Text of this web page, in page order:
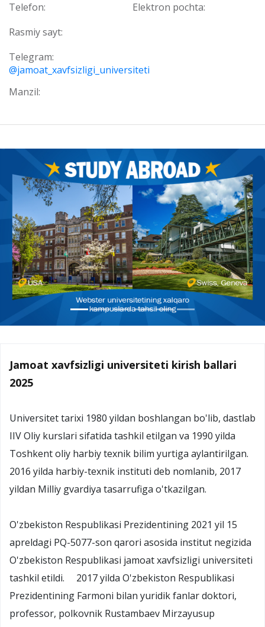
Telefon:
Elektron pochta:
Rasmiy sayt:
Telegram:
@jamoat_xavfsizligi_universiteti
Manzil:
Jamoat xavfsizligi universiteti kirish ballari
2025
Universitet tarixi 1980 yildan boshlangan bo'lib, dastlab
IIV Oliy kurslari sifatida tashkil etilgan va 1990 yilda
Toshkent oliy harbiy texnik bilim yurtiga aylantirilgan.
2016 yilda harbiy-texnik instituti deb nomlanib, 2017
yildan Milliy gvardiya tasarrufiga o'tkazilgan.
O'zbekiston Respublikasi Prezidentining 2021 yil 15
apreldagi PQ-5077-son qarori asosida institut negizida
O'zbekiston Respublikasi jamoat xavfsizligi universiteti
tashkil etildi. 2017 yilda O'zbekiston Respublikasi
Prezidentining Farmoni bilan yuridik fanlar doktori,
professor, polkovnik Rustambaev Mirzayusup